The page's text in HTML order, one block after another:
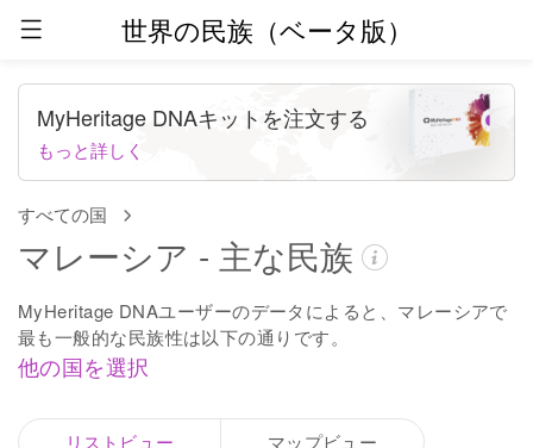
世界の民族（ベータ版）
すべての国
マレーシア - 主な民族
MyHeritage DNAユーザーのデータによると、マレーシアで
最も一般的な民族性は以下の通りです。
他の国を選択
MyHeritage DNAキットを注文する
もっと詳しく
リストビュー マップビュー